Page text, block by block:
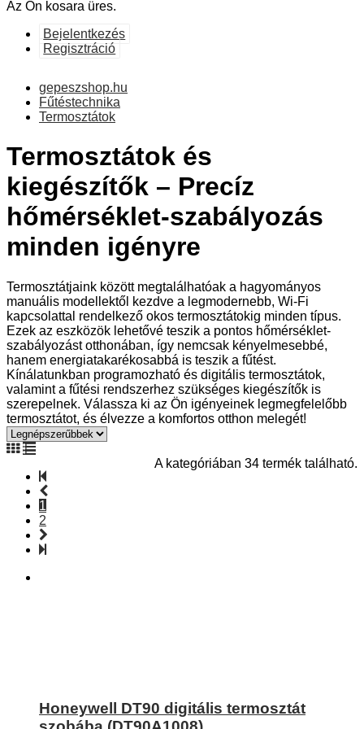
Az Ön kosara üres.
Bejelentkezés
Regisztráció
gepeszshop.hu
Fűtéstechnika
Termosztátok
Termosztátok és
kiegészítők – Precíz
hőmérséklet-szabályozás
minden igényre
Termosztátjaink között megtalálhatóak a hagyományos
manuális modellektől kezdve a legmodernebb, Wi-Fi
kapcsolattal rendelkező okos termosztátokig minden típus.
Ezek az eszközök lehetővé teszik a pontos hőmérséklet-
szabályozást otthonában, így nemcsak kényelmesebbé,
hanem energiatakarékosabbá is teszik a fűtést.
Kínálatunkban programozható és digitális termosztátok,
valamint a fűtési rendszerhez szükséges kiegészítők is
szerepelnek. Válassza ki az Ön igényeinek legmegfelelőbb
termosztátot, és élvezze a komfortos otthon melegét!
A kategóriában 34 termék található.
1
2
Honeywell DT90 digitális termosztát